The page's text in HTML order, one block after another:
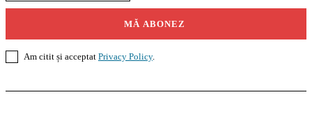
MĂ ABONEZ
Am citit și acceptat Privacy Policy.